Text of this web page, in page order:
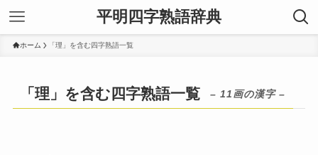
平明四字熟語辞典
ホーム 「理」を含む四字熟語一覧
「理」を含む四字熟語一覧 – 11画の漢字 –